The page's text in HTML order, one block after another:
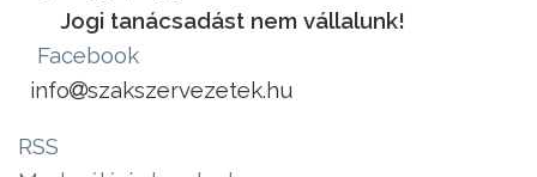
Jogi tanácsadást nem vállalunk!
Facebook
info
szakszervezetek.hu
RSS